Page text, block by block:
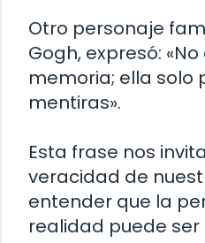
Otro personaje
Gogh, expresó:
memoria; ella solo
mentiras».
Esta frase nos
veracidad de
entender que la
realidad puede ser